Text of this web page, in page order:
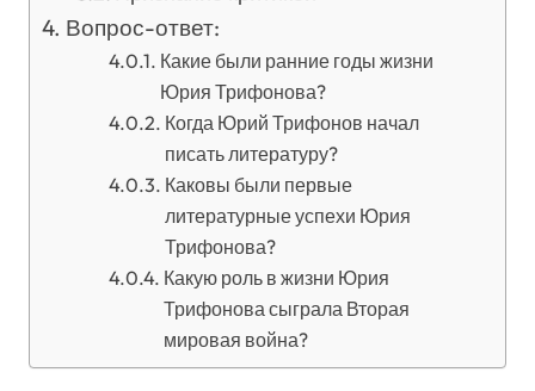
Вопрос-ответ:
Какие были ранние годы жизни
Юрия Трифонова?
Когда Юрий Трифонов начал
писать литературу?
Каковы были первые
литературные успехи Юрия
Трифонова?
Какую роль в жизни Юрия
Трифонова сыграла Вторая
мировая война?